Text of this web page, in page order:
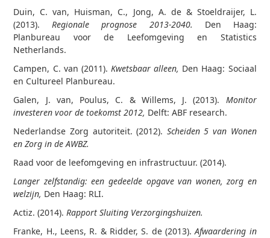
Duin, C. van, Huisman, C., Jong, A. de & Stoeldraijer, L.
(2013).Regionale prognose 2013-2040. Den Haag:
Planbureau voor de Leefomgeving en Statistics
Netherlands.
Campen, C. van (2011). Kwetsbaar alleen, Den Haag: Sociaal
en Cultureel Planbureau.
Galen, J. van, Poulus, C. & Willems, J. (2013). Monitor
investeren voor de toekomst 2012, Delft: ABF research.
Nederlandse Zorg autoriteit. (2012). Scheiden 5 van Wonen
en Zorg in de AWBZ.
Raad voor de leefomgeving en infrastructuur. (2014).
Langer zelfstandig: een gedeelde opgave van wonen, zorg en
welzijn, Den Haag: RLI.
Actiz. (2014).Rapport Sluiting Verzorgingshuizen.
Franke, H., Leens, R. & Ridder, S. de (2013).Afwaardering in